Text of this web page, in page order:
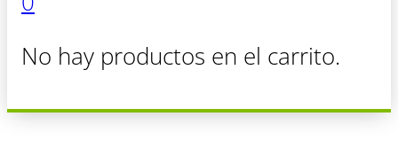
No hay productos en el carrito.